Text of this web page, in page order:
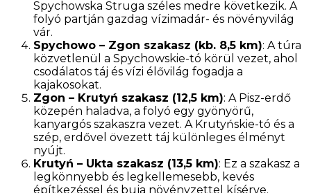
Spychowska Struga széles medre következik. A
folyó partján gazdag vízimadár- és növényvilág
vár.
Spychowo – Zgon szakasz (kb. 8,5 km): A túra
közvetlenül a Spychowskie-tó körül vezet, ahol
csodálatos táj és vízi élővilág fogadja a
kajakosokat.
Zgon – Krutyń szakasz (12,5 km): A Pisz-erdő
közepén haladva, a folyó egy gyönyörű,
kanyargós szakaszra vezet. A Krutyńskie-tó és a
szép, erdővel övezett táj különleges élményt
nyújt.
Krutyń – Ukta szakasz (13,5 km): Ez a szakasz a
legkönnyebb és legkellemesebb, kevés
építkezéssel és buja növényzettel kísérve.